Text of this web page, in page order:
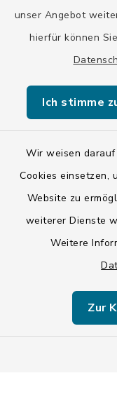
unser Angebot
hierfür können
Ich stimme
Wir weisen
Cookies einsetzen,
Website zu
weiterer Dienste
Weitere
Zur
HypoVereinsbank
DE20 7002